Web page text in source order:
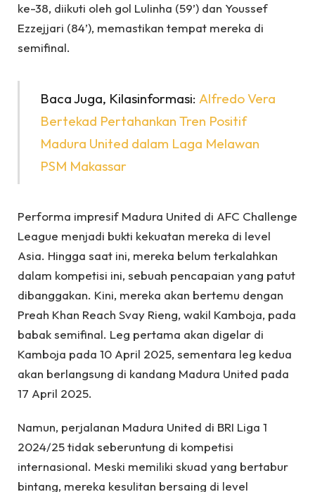
ke-38, diikuti oleh gol Lulinha (59’) dan Youssef
Ezzejjari (84’), memastikan tempat mereka di
semifinal.
Baca Juga, Kilasinformasi: Alfredo Vera
Bertekad Pertahankan Tren Positif
Madura United dalam Laga Melawan
PSM Makassar
Performa impresif Madura United di AFC Challenge
League menjadi bukti kekuatan mereka di level
Asia. Hingga saat ini, mereka belum terkalahkan
dalam kompetisi ini, sebuah pencapaian yang patut
dibanggakan. Kini, mereka akan bertemu dengan
Preah Khan Reach Svay Rieng, wakil Kamboja, pada
babak semifinal. Leg pertama akan digelar di
Kamboja pada 10 April 2025, sementara leg kedua
akan berlangsung di kandang Madura United pada
17 April 2025.
Namun, perjalanan Madura United di BRI Liga 1
2024/25 tidak seberuntung di kompetisi
internasional. Meski memiliki skuad yang bertabur
bintang, mereka kesulitan bersaing di level